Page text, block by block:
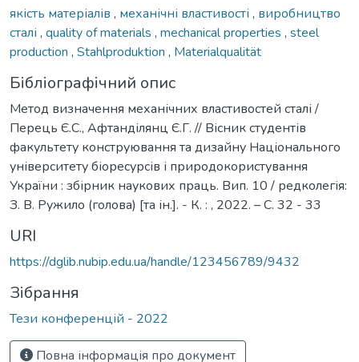
якість матеріалів , механічні властивості , виробництво
сталі , quality of materials , mechanical properties , steel
production , Stahlproduktion , Materialqualität
Бібліографічний опис
Метод визначення механічних властивостей сталі /
Перець Є.С., Афтанділянц Є.Г. // Вісник студентів
факультету конструювання та дизайну Національного
університету біоресурсів і природокористування
України : збірник наукових праць. Вип. 10 / редколегія:
З. В. Ружило (голова) [та ін.]. - К. : , 2022. – С. 32 - 33
URI
https://dglib.nubip.edu.ua/handle/123456789/9432
Зібрання
Тези конференцій - 2022
Повна інформація про документ